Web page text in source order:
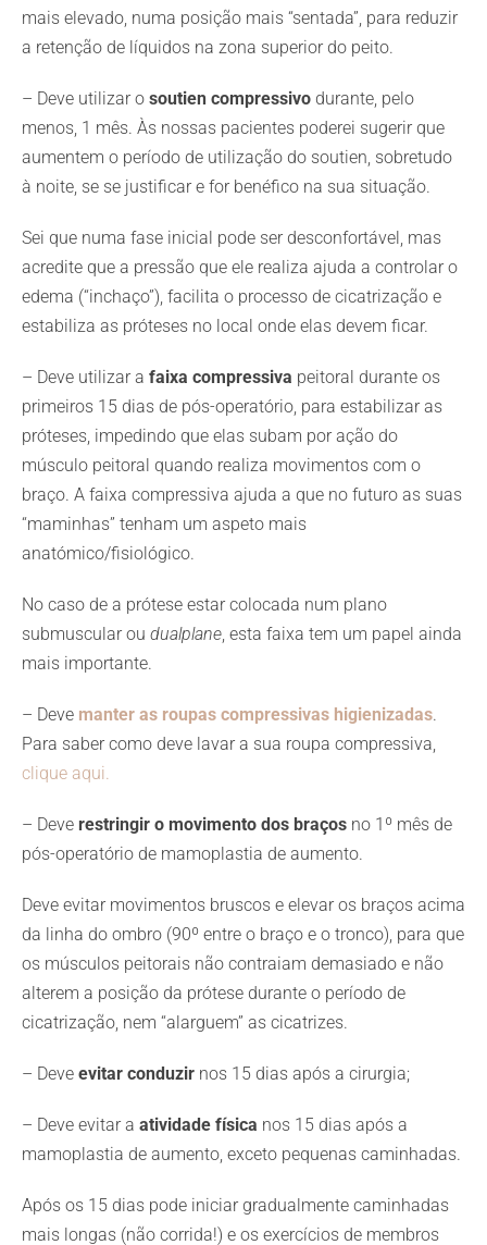
mais elevado, numa posição mais “sentada”, para reduzir
a retenção de líquidos na zona superior do peito.
– Deve utilizar o soutien compressivo durante, pelo
menos, 1 mês. Às nossas pacientes poderei sugerir que
aumentem o período de utilização do soutien, sobretudo
à noite, se se justificar e for benéfico na sua situação.
Sei que numa fase inicial pode ser desconfortável, mas
acredite que a pressão que ele realiza ajuda a controlar o
edema (“inchaço”), facilita o processo de cicatrização e
estabiliza as próteses no local onde elas devem ficar.
– Deve utilizar a faixa compressiva peitoral durante os
primeiros 15 dias de pós-operatório, para estabilizar as
próteses, impedindo que elas subam por ação do
músculo peitoral quando realiza movimentos com o
braço. A faixa compressiva ajuda a que no futuro as suas
“maminhas” tenham um aspeto mais
anatómico/fisiológico.
No caso de a prótese estar colocada num plano
submuscular ou dualplane, esta faixa tem um papel ainda
mais importante.
– Deve manter as roupas compressivas higienizadas.
Para saber como deve lavar a sua roupa compressiva,
clique aqui.
– Deve restringir o movimento dos braços no 1º mês de
pós-operatório de mamoplastia de aumento.
Deve evitar movimentos bruscos e elevar os braços acima
da linha do ombro (90º entre o braço e o tronco), para que
os músculos peitorais não contraiam demasiado e não
alterem a posição da prótese durante o período de
cicatrização, nem “alarguem” as cicatrizes.
– Deve evitar conduzir nos 15 dias após a cirurgia;
– Deve evitar a atividade física nos 15 dias após a
mamoplastia de aumento, exceto pequenas caminhadas.
Após os 15 dias pode iniciar gradualmente caminhadas
mais longas (não corrida!) e os exercícios de membros